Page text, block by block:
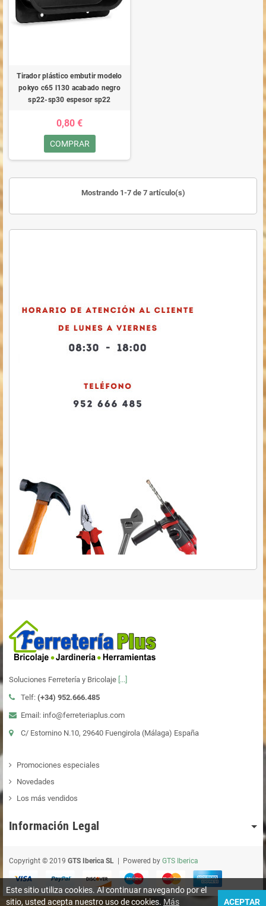
Tirador plástico embutir modelo
pokyo c65 l130 acabado negro
sp22-sp30 espesor sp22
0,80 €
COMPRAR
Mostrando 1-7 de 7 artículo(s)
Soluciones Ferretería y Bricolaje [...]
Telf: (+34) 952.666.485
Email: info@ferreteriaplus.com
C/ Estornino N.10, 29640 Fuengirola (Málaga) España
Promociones especiales
Novedades
Los más vendidos
Información Legal
Copyright © 2019 GTS Iberica SL | Powered by GTS Iberica
Este sitio utiliza cookies. Al continuar navegando por el
sitio, usted acepta nuestro uso de cookies. Más ACEPTAR